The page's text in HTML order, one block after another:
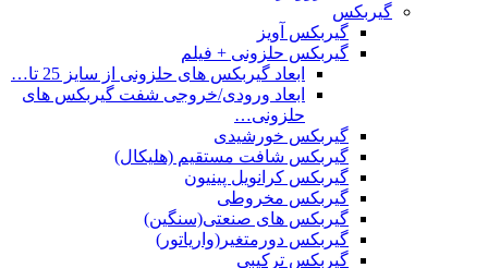
گیربکس
گیربکس آویز
گیربکس حلزونی + فیلم
ابعاد گیربکس های حلزونی از سایز 25 تا…
ابعاد ورودی/خروجی شفت گیربکس های
حلزونی…
گیربکس خورشیدی
گیربکس شافت مستقیم (هلیکال)
گیربکس کرانویل پینیون
گیربکس مخروطی
گیربکس های صنعتی(سنگین)
گیربکس دورمتغیر(واریاتور)
گیربکس ترکیبی